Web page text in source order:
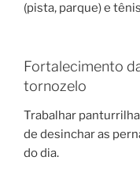
(pista, parque) e
Fortalecimento
tornozelo
Trabalhar
de desinchar as
do dia.